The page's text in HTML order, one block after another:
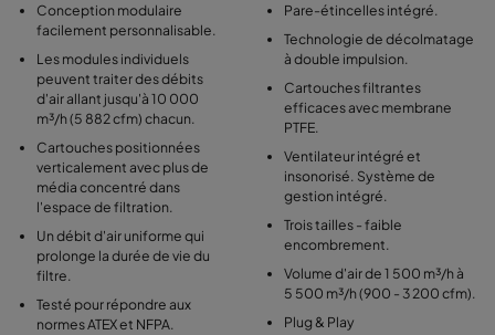
Conception modulaire
facilement personnalisable.
Les modules individuels
peuvent traiter des débits
d'air allant jusqu'à 10 000
m³/h (5 882 cfm) chacun.
Cartouches positionnées
verticalement avec plus de
média concentré dans
l'espace de filtration.
Un débit d'air uniforme qui
prolonge la durée de vie du
filtre.
Testé pour répondre aux
normes ATEX et NFPA.
Pare-étincelles intégré.
Technologie de décolmatage
à double impulsion.
Cartouches filtrantes
efficaces avec membrane
PTFE.
Ventilateur intégré et
insonorisé. Système de
gestion intégré.
Trois tailles - faible
encombrement.
Volume d'air de 1 500 m³/h à
5 500 m³/h (900 - 3 200 cfm).
Plug & Play